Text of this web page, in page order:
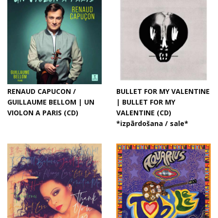
RENAUD CAPUCON /
GUILLAUME BELLOM | UN
VIOLON A PARIS (CD)
BULLET FOR MY VALENTINE
| BULLET FOR MY
VALENTINE (CD)
*izpārdošana / sale*